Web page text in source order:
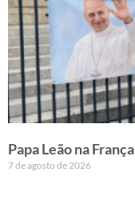
Papa Leão na França
7 de agosto de 2026